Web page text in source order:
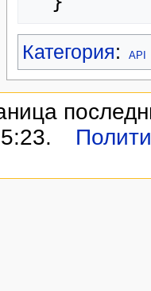
Категория: API